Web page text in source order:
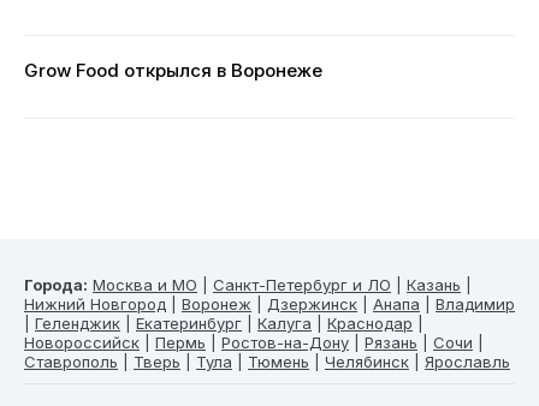
Grow Food открылся в Воронеже
Города: Москва и МО Санкт-Петербург и ЛО Казань
Нижний Новгород
Воронеж Дзержинск Анапа
Владимир
Геленджик Екатеринбург Калуга Краснодар
Новороссийск
Пермь Ростов-на-Дону Рязань Сочи
Ставрополь
Тверь Тула Тюмень Челябинск Ярославль